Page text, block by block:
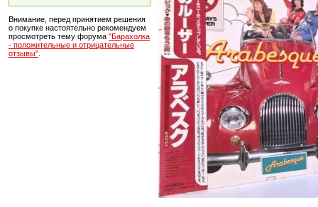
Внимание, перед принятием решения
о покупке настоятельно рекомендуем
просмотреть тему форума "Барахолка
- положительные и отрицательные
отзывы"